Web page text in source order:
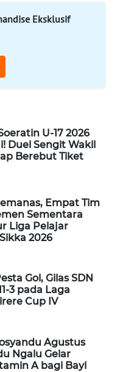
Eksklusif
U-17 2026
Duel Sengit Wakil
Berebut Tiket
Empat Tim
Sementara
Liga Pelajar
2026
Gol, Gilas SDN
3 pada Laga
Cup IV
Agustus
Ngalu Gelar
A bagi Bayi